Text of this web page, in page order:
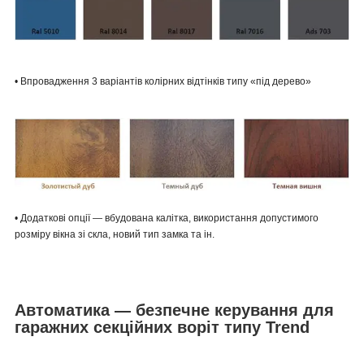
• Впровадження 3 варіантів колірних відтінків типу «під дерево»
• Додаткові опції — вбудована калітка, використання допустимого
розміру вікна зі скла, новий тип замка та ін.
Автоматика — безпечне керування для
гаражних секційних воріт типу Trend